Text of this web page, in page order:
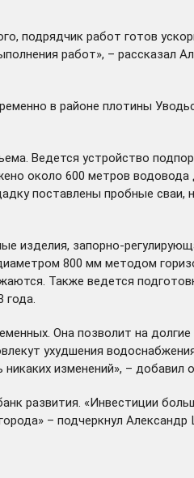
подрядчик работ готов
работ», – рассказал
в районе плотины
Ведется устройство
около 600 метров водовода
поставлены пробные сваи,
изделия, запорно-
800 мм методом
Также ведется
Она позволит на
ухудшения
изменений», – добавил
развития. «Инвестиции
– подчеркнул Александр